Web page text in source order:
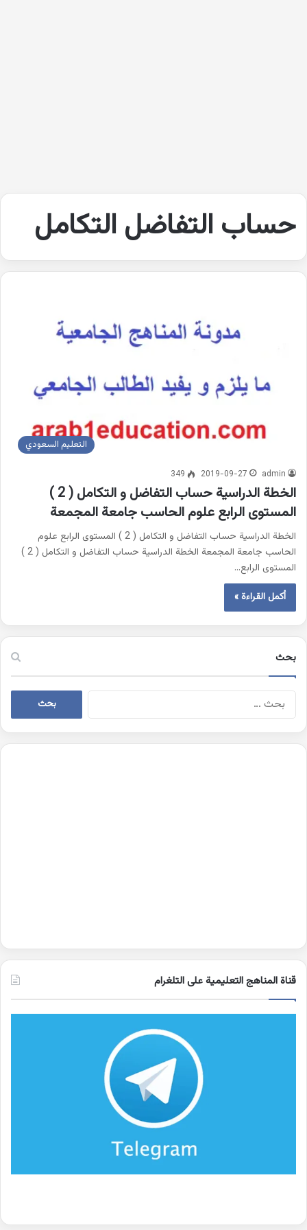
حساب التفاضل التكامل
التعليم السعودي
admin
2019-09-27
349
الخطة الدراسية حساب التفاضل و التكامل ( 2 )
المستوى الرابع علوم الحاسب جامعة المجمعة
الخطة الدراسية حساب التفاضل و التكامل ( 2 ) المستوى الرابع علوم
الحاسب جامعة المجمعة الخطة الدراسية حساب التفاضل و التكامل ( 2 )
المستوى الرابع…
أكمل القراءة »
بحث
البحث
قناة المناهج التعليمية على التلغرام